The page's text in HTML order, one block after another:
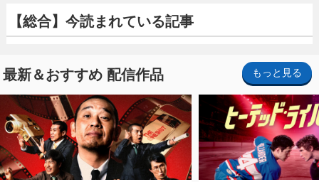
【総合】今読まれている記事
最新＆おすすめ 配信作品 もっと見る